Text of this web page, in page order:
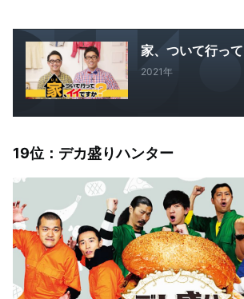
家、ついて行っ
2021年
19位：デカ盛りハンター